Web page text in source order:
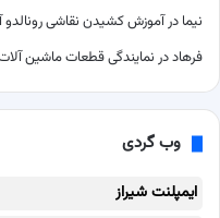
نیما درآموزش کشیدن نقاشی
فرهاددر نمایندگی قطعات ماشین
وب گردی
ایمپلنت شیراز